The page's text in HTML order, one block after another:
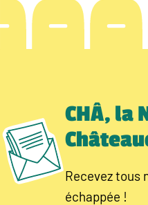
CHÂ, la
Recevez tous
échappée !